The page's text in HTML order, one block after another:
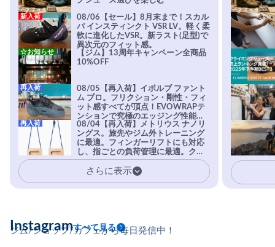
08/06【セール】8月末まで！スカル
パ インスティンクト VSR LV。軽く柔
軟に進化したVSR。新ラスト(足型)で
異次元のフィット感。
新入荷
【ジム】13周年キャンペーン全商品
10%OFF
☆お知らせ
08/05【再入荷】イボルブ ファント
ム プロ。フリクション・剛性・フィ
ット感すべてが頂点！EVOWRAPテ
ンションで究極のエッジング性能を
実現。進化系ラバーEvo-74はTRAX
を凌駕する粘着力で極小ホールドに
安心感。
再入荷
08/04【再入荷】メトリウス ナノリ
ングス。旅先やジム外トレーニング
に最適。フィンガーリフトにも対応
し、指ごとの負荷管理に最適。クラ
イマーの指を本気で鍛えるギア。
再入荷
さらに表示
ジム/ショップ/カフェから毎日発信中！
Instagramすべて見る